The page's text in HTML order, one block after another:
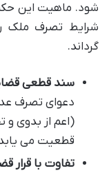
شود. ماهیت این
شرایط تصرف ملک
گرداند.
سند قطعی
دعوای تصرف
(اعم از بدوی و
قطعیت می
تفاوت با قرار